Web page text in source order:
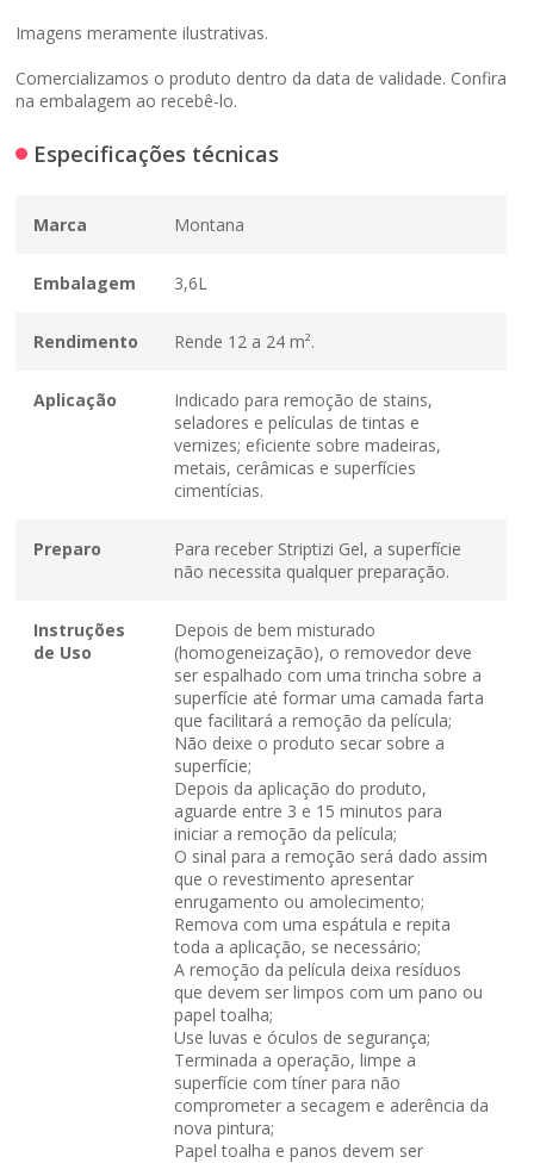
Imagens meramente ilustrativas.
Comercializamos o produto dentro da data de validade. Confira
na embalagem ao recebê-lo.
Especificações técnicas
Marca Montana
Embalagem 3,6L
Rendimento Rende 12 a 24 m².
Aplicação
Indicado para remoção de stains,
seladores e películas de tintas e
vernizes; eficiente sobre madeiras,
metais, cerâmicas e superfícies
cimentícias.
Preparo
Para receber Striptizi Gel, a superfície
não necessita qualquer preparação.
Instruções
de Uso
Depois de bem misturado
(homogeneização), o removedor deve
ser espalhado com uma trincha sobre a
superfície até formar uma camada farta
que facilitará a remoção da película;
Não deixe o produto secar sobre a
superfície;
Depois da aplicação do produto,
aguarde entre 3 e 15 minutos para
iniciar a remoção da película;
O sinal para a remoção será dado assim
que o revestimento apresentar
enrugamento ou amolecimento;
Remova com uma espátula e repita
toda a aplicação, se necessário;
A remoção da película deixa resíduos
que devem ser limpos com um pano ou
papel toalha;
Use luvas e óculos de segurança;
Terminada a operação, limpe a
superfície com tíner para não
comprometer a secagem e aderência da
nova pintura;
Papel toalha e panos devem ser